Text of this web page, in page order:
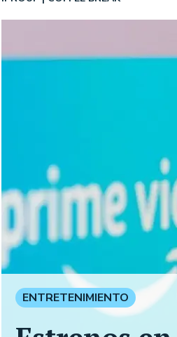
ENTRETENIMIENTO